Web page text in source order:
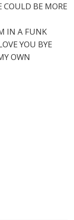
BE MORE
IN A FUNK
YOU BYE
OWN